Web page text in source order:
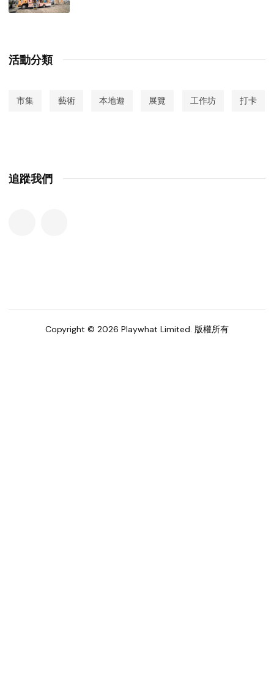
活動分類
市集 藝術 本地遊 展覽 工作坊 打卡
追蹤我們
Copyright © 2026 Playwhat Limited. 版權所有